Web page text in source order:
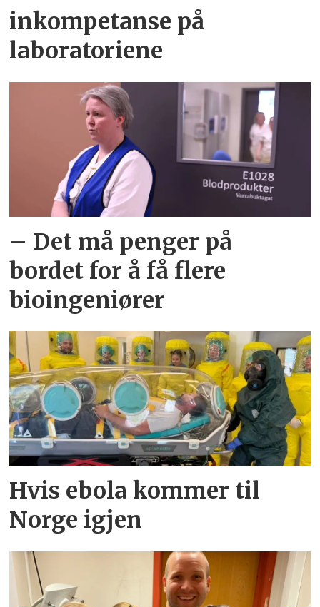
inkompetanse på
laboratoriene
– Det må penger på
bordet for å få flere
bioingeniører
Hvis ebola kommer til
Norge igjen